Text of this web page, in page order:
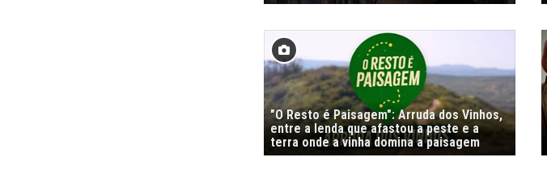
"O Resto é Paisagem": Arruda dos Vinhos,
entre a lenda que afastou a peste e a
terra onde a vinha domina a paisagem